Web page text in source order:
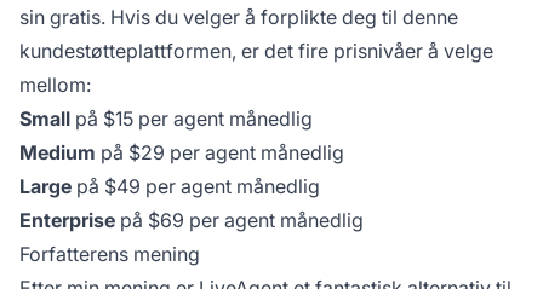
sin gratis. Hvis du velger å forplikte deg til denne
kundestøtteplattformen, er det fire prisnivåer å velge
mellom:
Small på $15 per agent månedlig
Medium på $29 per agent månedlig
Large på $49 per agent månedlig
Enterprise på $69 per agent månedlig
Forfatterens mening